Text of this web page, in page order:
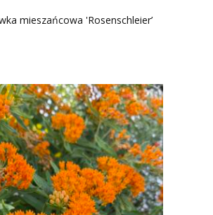
mieszańcowa 'Rosenschleier’